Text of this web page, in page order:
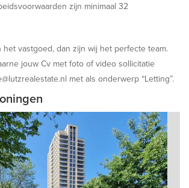
zijn minimaal 32
het vastgoed, dan zijn wij het perfecte team.
jouw Cv met foto of video sollicitatie
met als onderwerp “Letting”.